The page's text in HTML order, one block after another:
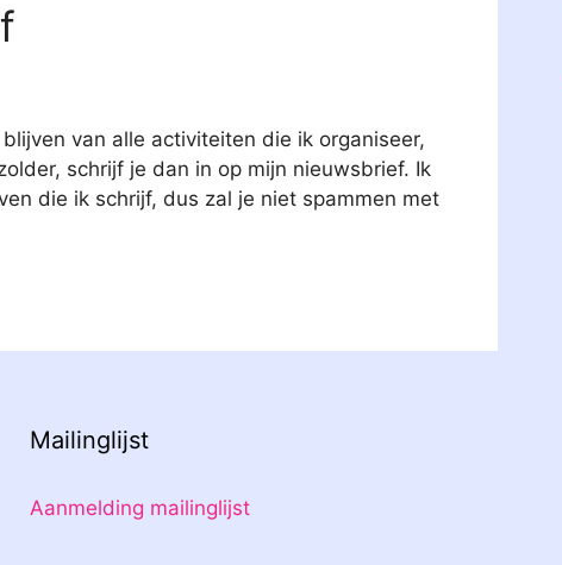
van alle activiteiten die ik organiseer,
schrijf je dan in op mijn nieuwsbrief. Ik
die ik schrijf, dus zal je niet spammen met
Mailinglijst
Aanmelding mailinglijst